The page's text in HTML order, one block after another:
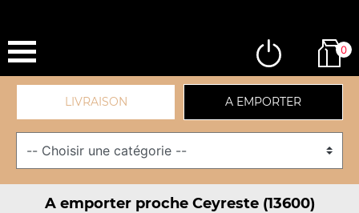
0
LIVRAISON A EMPORTER
A emporter proche Ceyreste (13600)